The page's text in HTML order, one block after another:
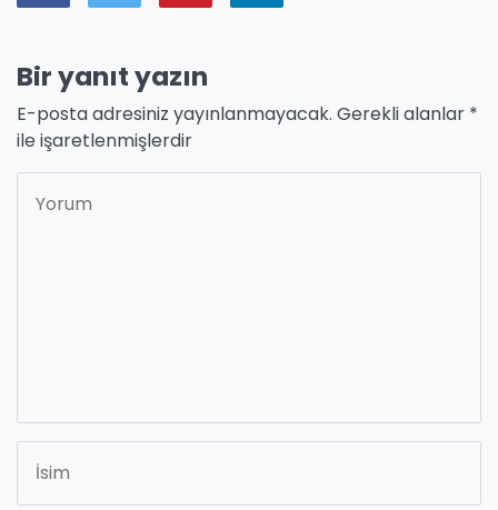
Bir yanıt yazın
E-posta adresiniz yayınlanmayacak. Gerekli alanlar *
ile işaretlenmişlerdir